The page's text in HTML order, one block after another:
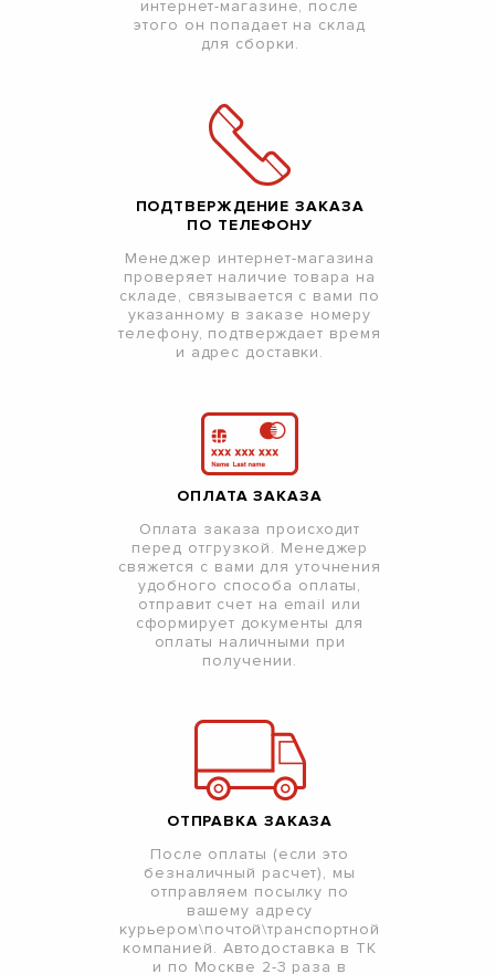
интернет-магазине, после
этого он попадает на склад
для сборки.
ПОДТВЕРЖДЕНИЕ ЗАКАЗА
ПО ТЕЛЕФОНУ
Менеджер интернет-магазина
проверяет наличие товара на
складе, связывается с вами по
указанному в заказе номеру
телефону, подтверждает время
и адрес доставки.
ОПЛАТА ЗАКАЗА
Оплата заказа происходит
перед отгрузкой. Менеджер
свяжется с вами для уточнения
удобного способа оплаты,
отправит счет на email или
сформирует документы для
оплаты наличными при
получении.
ОТПРАВКА ЗАКАЗА
После оплаты (если это
безналичный расчет), мы
отправляем посылку по
вашему адресу
курьером\почтой\транспортной
компанией. Автодоставка в ТК
и по Москве 2-3 раза в